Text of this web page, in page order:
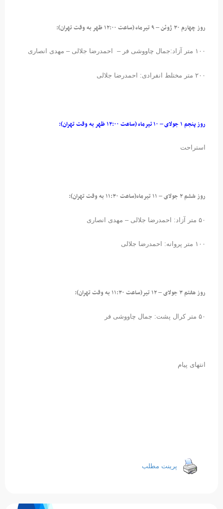
روز چهارم ۳۰ ژوئن – ۹ تیرماه (ساعت ۱۲:۰۰ ظهر به وقت تهران):
۱۰۰ متر آزاد:جمال چاووشی فر – احمدرضا جلالی – مهدی انصاری
۲۰۰ متر مختلط انفرادی: احمدرضا جلالی
روز پنجم ۱ جولای – ۱۰ تیرماه (ساعت ۱۲:۰۰ ظهر به وقت تهران):
استراحت
روز ششم ۲ جولای – ۱۱ تیرماه(ساعت ۱۱:۳۰ به وقت تهران):
۵۰ متر آزاد: احمدرضا جلالی – مهدی انصاری
۱۰۰ متر پروانه: احمدرضا جلالی
روز هفتم ۳ جولای – ۱۲ تیر(ساعت ۱۱:۳۰ به وقت تهران):
۵۰ متر کرال پشت: جمال چاووشی فر
انتهای پیام
پرینت مطلب